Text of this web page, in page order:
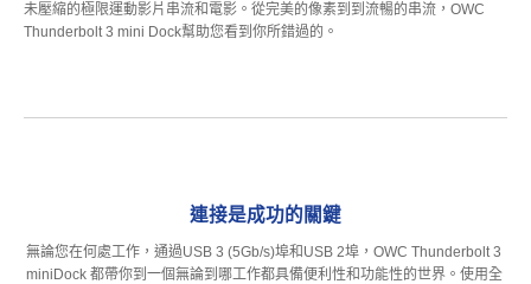
未壓縮的極限運動影片串流和電影。從完美的像素到到流暢的串流，OWC
Thunderbolt 3 mini Dock幫助您看到你所錯過的。
連接是成功的關鍵
無論您在何處工作，通過USB 3 (5Gb/s)埠和USB 2埠，OWC Thunderbolt 3
miniDock 都帶你到一個無論到哪工作都具備便利性和功能性的世界。使用全